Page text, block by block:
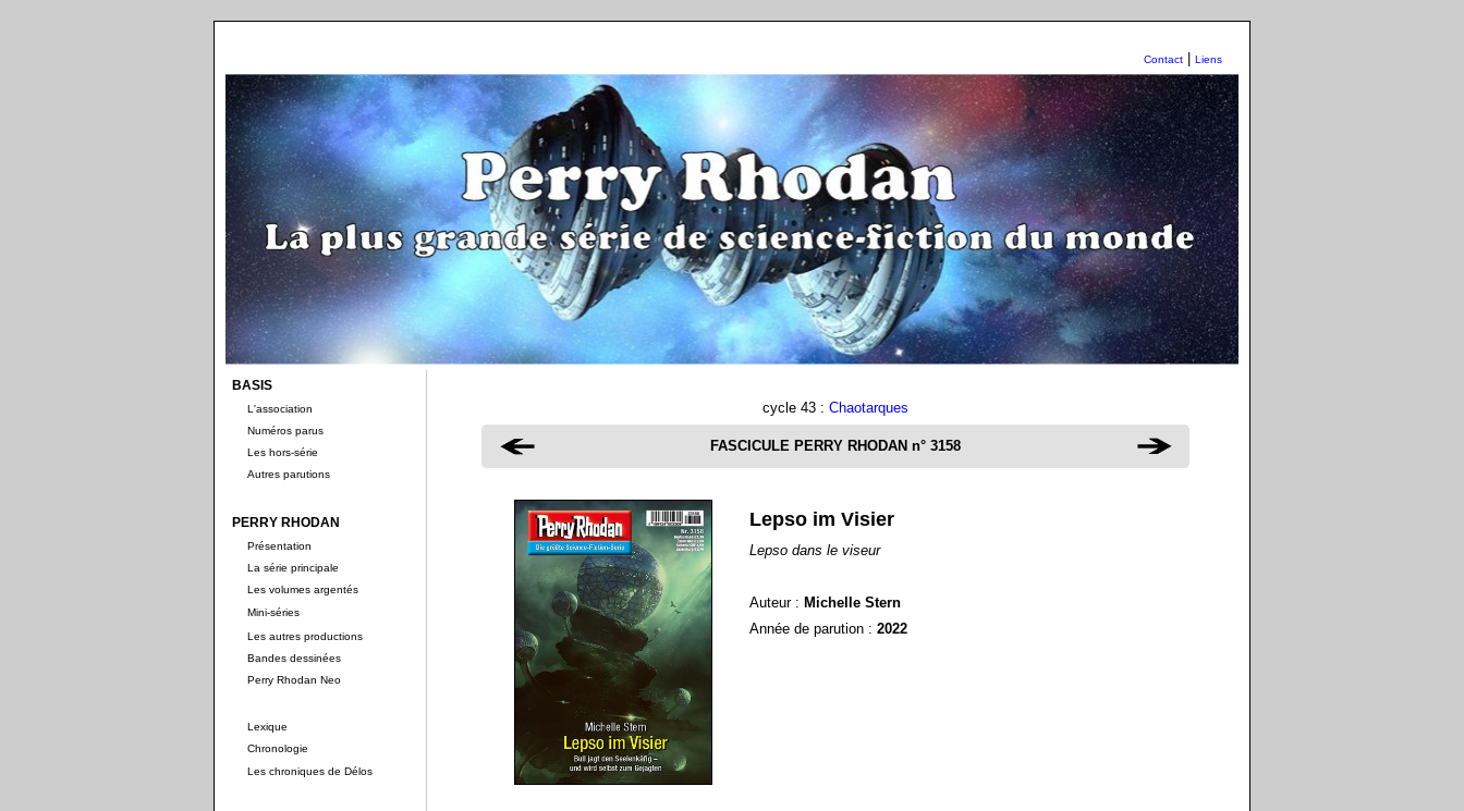
Contact Liens
BASIS
L'association
Numéros parus
Les hors-série
Autres parutions
PERRY RHODAN
Présentation
La série principale
Les volumes argentés
Mini-séries
Les autres productions
Bandes dessinées
Perry Rhodan Neo
Lexique
Chronologie
Les chroniques de Délos
cycle 43 : Chaotarques
FASCICULE PERRY RHODAN n° 3158
Lepso im Visier
Lepso dans le viseur
Auteur : Michelle Stern
Année de parution : 2022